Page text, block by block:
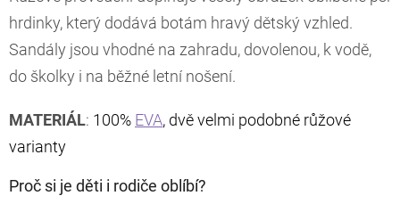
hrdinky, který dodává botám hravý dětský vzhled.
Sandály jsou vhodné na zahradu, dovolenou, k vodě,
do školky i na běžné letní nošení.
MATERIÁL: 100% EVA, dvě velmi podobné růžové
varianty
Proč si je děti i rodiče oblíbí?